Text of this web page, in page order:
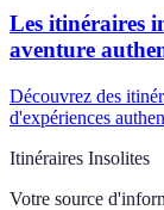
Les itinéraires
aventure
Découvrez des
d'expériences
Itinéraires Insolites
Votre source